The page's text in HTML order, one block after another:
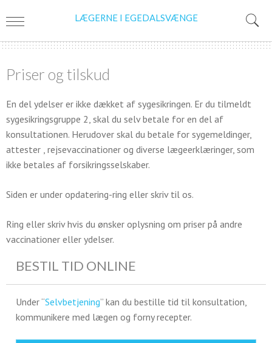
LÆGERNE I EGEDALSVÆNGE
Priser og tilskud
En del ydelser er ikke dækket af sygesikringen. Er du tilmeldt
sygesikringsgruppe 2, skal du selv betale for en del af
konsultationen. Herudover skal du betale for sygemeldinger,
attester , rejsevaccinationer og diverse lægeerklæringer, som
ikke betales af forsikringsselskaber.
Siden er under opdatering-ring eller skriv til os.
Ring eller skriv hvis du ønsker oplysning om priser på andre
vaccinationer eller ydelser.
BESTIL TID ONLINE
Under “Selvbetjening” kan du bestille tid til konsultation,
kommunikere med lægen og forny recepter.